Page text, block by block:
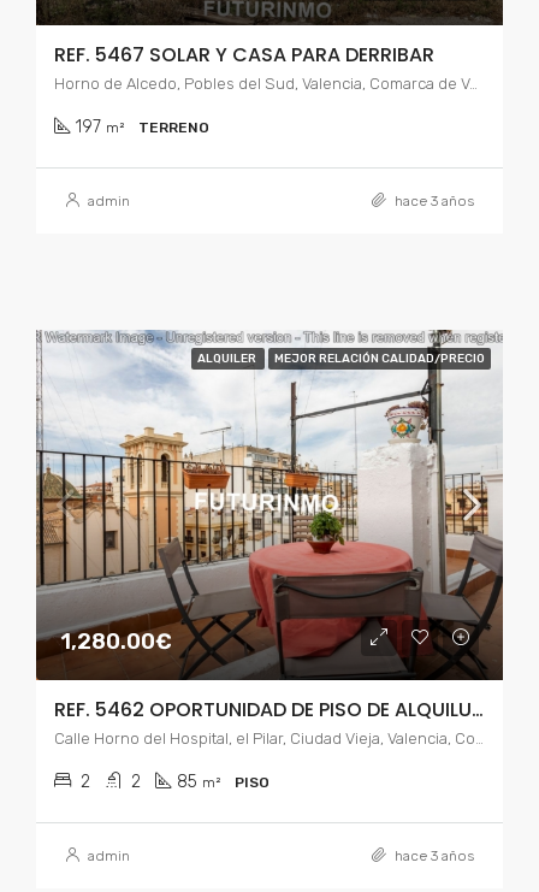
REF. 5467 SOLAR Y CASA PARA DERRIBAR
Horno de Alcedo, Pobles del Sud, Valencia, Comarca de Valencia, Valencia, Comunidad Valenciana, España
197 m² TERRENO
admin hace 3 años
ALQUILER MEJOR RELACIÓN CALIDAD/PRECIO
1,280.00€
REF. 5462 OPORTUNIDAD DE PISO DE ALQUILUER AMUEBLADO
Calle Horno del Hospital, el Pilar, Ciudad Vieja, Valencia, Comarca de Valencia, Valencia, Comunidad Valenciana, 46001, España
2 2 85 m² PISO
admin hace 3 años